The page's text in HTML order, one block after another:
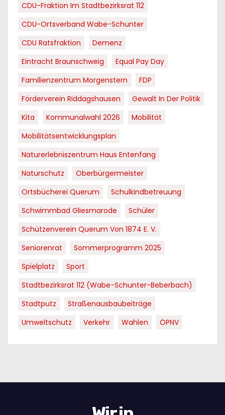
CDU-Fraktion Im Stadtbezirksrat 112
CDU-Ortsverband Wabe-Schunter
CDU Ratsfraktion
Demenz
Eintracht Braunschweig
Equal Pay Day
Familienzentrum Morgenstern
FDP
Förderverein Riddagshausen
Gewalt In Der Politik
Kita
Kommunalwahl 2026
Mobilität
Mobilitätsentwicklungsplan
Naturerlebniszentrum Haus Entenfang
Naturschutz
Oberbürgermeister
Ortsbücherei Querum
Schulkindbetreuung
Schwimmbad Gliesmarode
Schüler
Schützenverein Querum Von 1874 E. V.
Seniorenrat
Sommerprogramm 2025
Spielplatz
Sport
Stadtbezirksrat 112 (Wabe-Schunter-Beberbach)
Stadtputz
Straßenausbaubeiträge
Umweltschutz
Verkehr Wahlen ÖPNV